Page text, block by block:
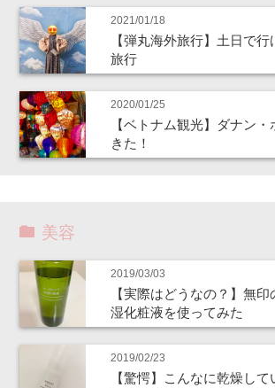
2021/01/18
【弾丸海外旅行】土日で
旅行
2020/01/25
【ベトナム観光】ダナン
きた！
美容
2019/03/03
【実際はどうなの？】無
湿化粧液を使ってみた
2019/02/23
【驚愕】こんなに乾燥して